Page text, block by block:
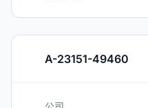
A-23151-49460